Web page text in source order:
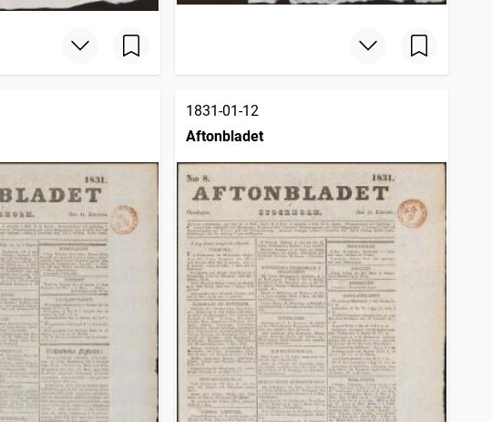
1831-01-12
Aftonbladet